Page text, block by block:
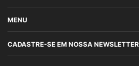
MENU
CADASTRE-SE EM NOSSA NEWSLETTER